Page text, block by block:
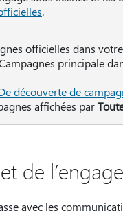
.
officielles dans
principale
découverte de
affichées par
de
avec les